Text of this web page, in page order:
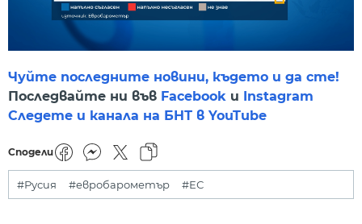
Чуйте последните новини, където и да сте!
Последвайте ни във Facebook и
Instagram
Следете и канала на БНТ в YouTube
Сподели
#Русия #евробарометър #ЕС